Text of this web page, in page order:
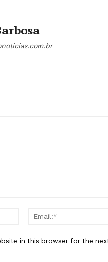
Name:*
in this browser for the